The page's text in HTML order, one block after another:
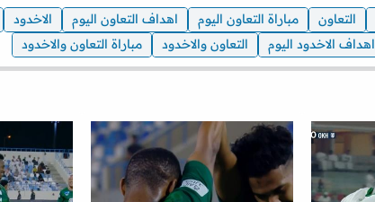
التعاون مباراة التعاون اليوم اهداف التعاون اليوم الاخدود
اهداف الاخدود اليوم التعاون والاخدود مباراة التعاون والاخدود